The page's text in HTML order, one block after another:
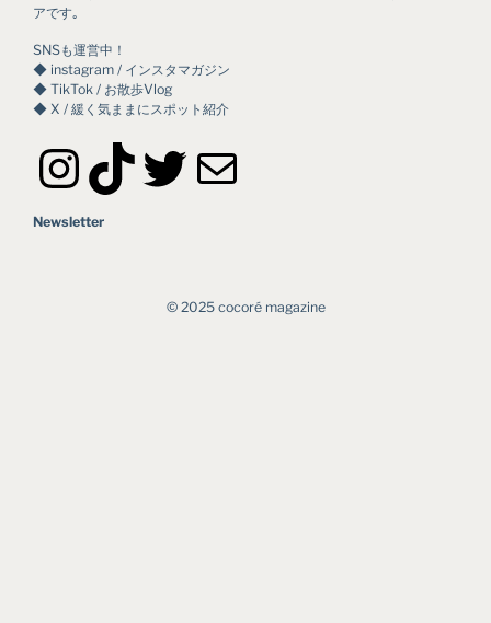
アです｡
SNSも運営中！
◆ instagram / インスタマガジン
◆ TikTok / お散歩Vlog
◆ X / 緩く気ままにスポット紹介
InstagramTikTok Twitter メール
Newsletter
©︎ 2025 cocoré magazine